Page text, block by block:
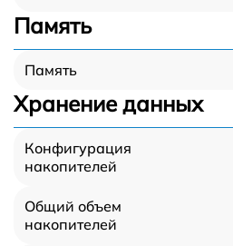
Память
Память
Хранение данных
Конфигурация
накопителей
Общий объем
накопителей